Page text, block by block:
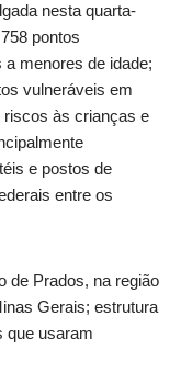
nesta quarta-
pontos
menores de idade;
vulneráveis em
riscos às crianças e
e postos de
entre os
de Prados, na região
Gerais; estrutura
que usaram